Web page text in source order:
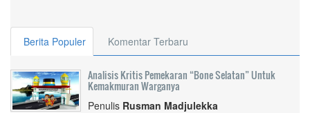
Berita Populer Komentar Terbaru
Analisis Kritis Pemekaran “Bone Selatan” Untuk
Kemakmuran Warganya
Penulis Rusman Madjulekka